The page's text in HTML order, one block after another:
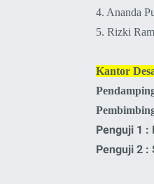
4. Ananda
5. Rizki
Kantor
Penguji 1 :
Penguji 2 :